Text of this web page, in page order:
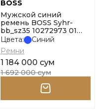
BOSS
Мужской синий
ремень BOSS Syhr-
bb_sz35 10272973 01
размер 105
Цвета:
Синий
Ремни
1 184 000 сум
1 692 000 сум